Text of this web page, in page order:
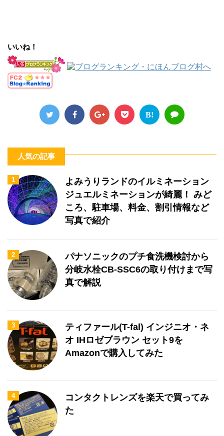
いいね！
B!
人気の記事
1
よみうりランドのイルミネーション
ジュエルミネーションが綺麗！ みど
ころ、駐車場、料金、割引情報など
写真で紹介
2
パナソニックのプチ食洗機検討から
分岐水栓CB-SSC6の取り付けまで写
真で解説
3
ティファール(T-fal) インジニオ・ネ
オ IHロゼブラウン セット9を
Amazonで購入してみた
4
コンタクトレンズを楽天で買ってみ
た